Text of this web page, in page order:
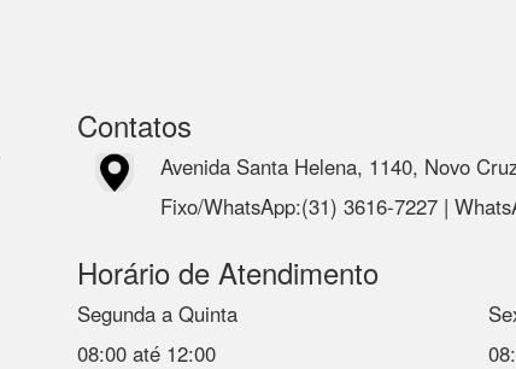
Contatos
Avenida Santa Helena, 1140, Novo
Fixo/WhatsApp:(31) 3616-7227 |
Horário de Atendimento
Segunda a Quinta
08:00 até 12:00